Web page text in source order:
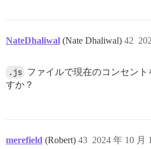
NateDhaliwal (Nate Dhaliwal) 42
.js ファイルで現在のコンセン
すか？
merefield (Robert) 2024 年 10 月
43